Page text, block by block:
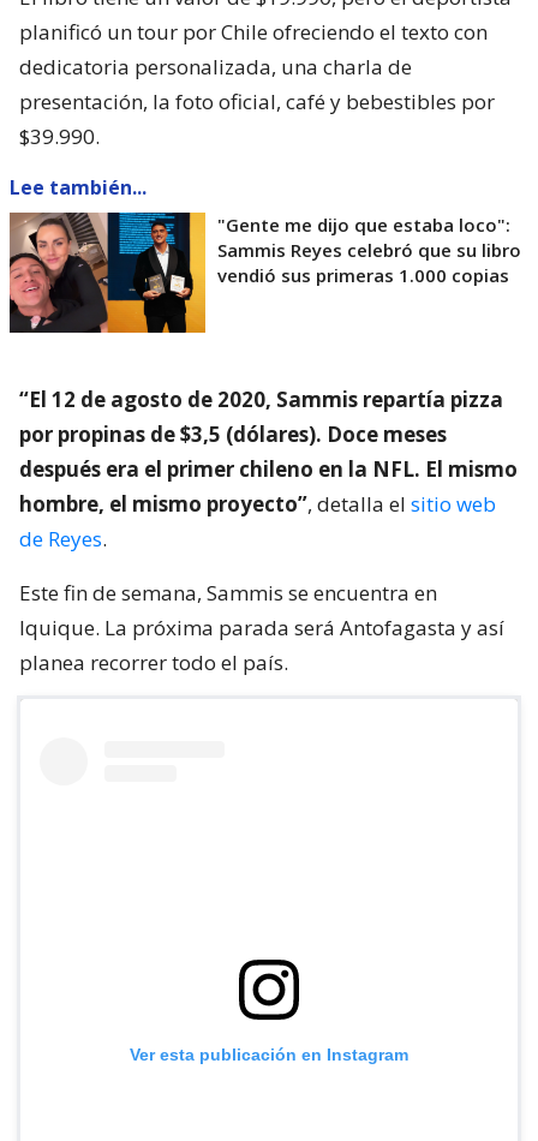
planificó un tour por Chile ofreciendo el texto con
dedicatoria personalizada, una charla de
presentación, la foto oficial, café y bebestibles por
$39.990.
Lee también...
"Gente me dijo que estaba loco":
Sammis Reyes celebró que su libro
vendió sus primeras 1.000 copias
“El 12 de agosto de 2020, Sammis repartía pizza
por propinas de $3,5 (dólares). Doce meses
después era el primer chileno en la NFL. El mismo
hombre, el mismo proyecto”, detalla el sitio web
de Reyes.
Este fin de semana, Sammis se encuentra en
Iquique. La próxima parada será Antofagasta y así
planea recorrer todo el país.
Ver esta publicación en Instagram